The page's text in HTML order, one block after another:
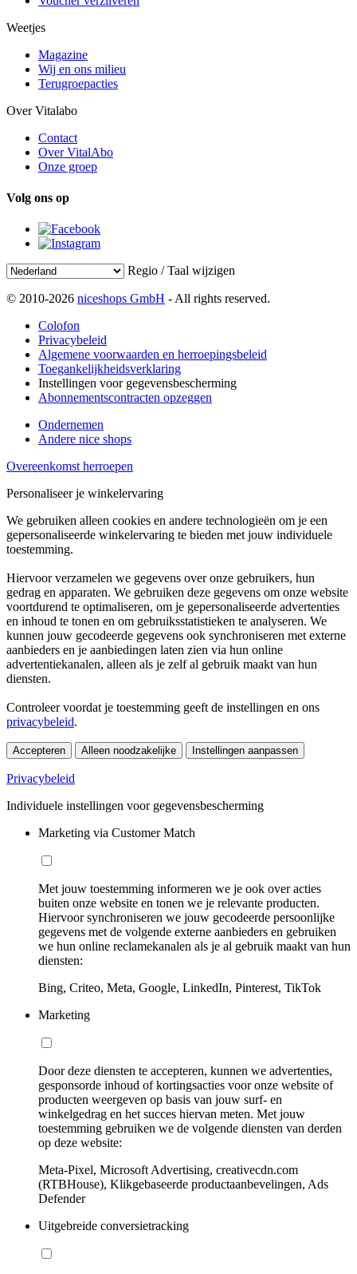
Weetjes
Magazine
Wij en ons milieu
Terugroepacties
Over Vitalabo
Contact
Over VitalAbo
Onze groep
Volg ons op
Regio / Taal wijzigen
© 2010-2026 niceshops GmbH - All rights reserved.
Colofon
Privacybeleid
Algemene voorwaarden en herroepingsbeleid
Toegankelijkheidsverklaring
Instellingen voor gegevensbescherming
Abonnementscontracten opzeggen
Ondernemen
Andere nice shops
Overeenkomst herroepen
Personaliseer je winkelervaring
We gebruiken alleen cookies en andere technologieën om je een
gepersonaliseerde winkelervaring te bieden met jouw individuele
toestemming.
Hiervoor verzamelen we gegevens over onze gebruikers, hun
gedrag en apparaten. We gebruiken deze gegevens om onze website
voortdurend te optimaliseren, om je gepersonaliseerde advertenties
en inhoud te tonen en om gebruiksstatistieken te analyseren. We
kunnen jouw gecodeerde gegevens ook synchroniseren met externe
aanbieders en je aanbiedingen laten zien via hun online
advertentiekanalen, alleen als je zelf al gebruik maakt van hun
diensten.
Controleer voordat je toestemming geeft de instellingen en ons
privacybeleid.
Accepteren Alleen noodzakelijke Instellingen aanpassen
Privacybeleid
Individuele instellingen voor gegevensbescherming
Marketing via Customer Match
Met jouw toestemming informeren we je ook over acties
buiten onze website en tonen we je relevante producten.
Hiervoor synchroniseren we jouw gecodeerde persoonlijke
gegevens met de volgende externe aanbieders en gebruiken
we hun online reclamekanalen als je al gebruik maakt van hun
diensten:
Bing, Criteo, Meta, Google, LinkedIn, Pinterest, TikTok
Marketing
Door deze diensten te accepteren, kunnen we advertenties,
gesponsorde inhoud of kortingsacties voor onze website of
producten weergeven op basis van jouw surf- en
winkelgedrag en het succes hiervan meten. Met jouw
toestemming gebruiken we de volgende diensten van derden
op deze website:
Meta-Pixel, Microsoft Advertising, creativecdn.com
(RTBHouse), Klikgebaseerde productaanbevelingen, Ads
Defender
Uitgebreide conversietracking